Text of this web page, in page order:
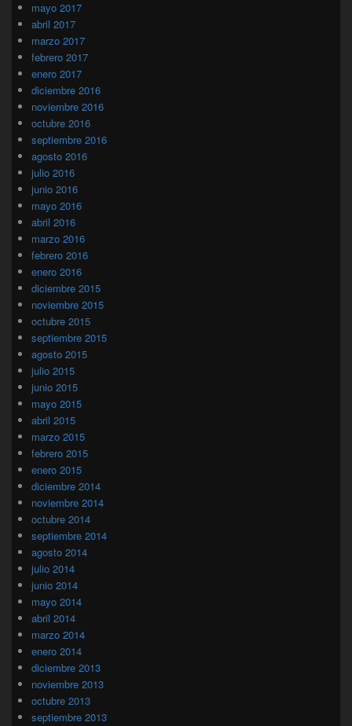
mayo 2017
abril 2017
marzo 2017
febrero 2017
enero 2017
diciembre 2016
noviembre 2016
octubre 2016
septiembre 2016
agosto 2016
julio 2016
junio 2016
mayo 2016
abril 2016
marzo 2016
febrero 2016
enero 2016
diciembre 2015
noviembre 2015
octubre 2015
septiembre 2015
agosto 2015
julio 2015
junio 2015
mayo 2015
abril 2015
marzo 2015
febrero 2015
enero 2015
diciembre 2014
noviembre 2014
octubre 2014
septiembre 2014
agosto 2014
julio 2014
junio 2014
mayo 2014
abril 2014
marzo 2014
enero 2014
diciembre 2013
noviembre 2013
octubre 2013
septiembre 2013